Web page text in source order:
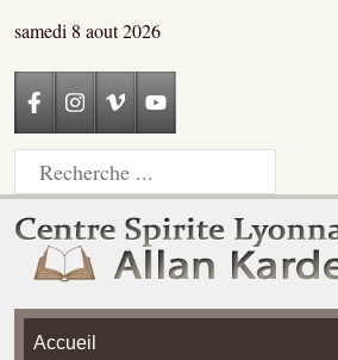
samedi 8 aout 2026
Accueil